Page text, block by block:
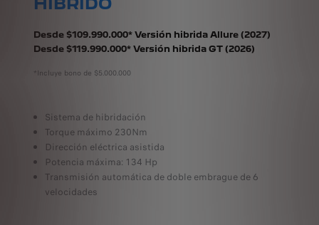
Desde $109.990.000* Versión hibrida Allure (2027)
Desde $119.990.000* Versión hibrida GT (2026)
*Incluye bono de $5.000.000
Sistema de hibridación
Torque máximo 230Nm
Dirección eléctrica asistida
Potencia máxima: 134 Hp
Transmisión automática de doble embrague de 6
velocidades